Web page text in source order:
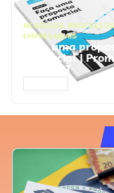
NEGÓCIOS, PROCESSOS
EMPRESARIAIS
Faça uma
comercial |
ChatGPT